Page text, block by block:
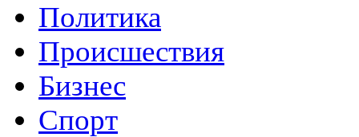
Политика
Происшествия
Бизнес
Спорт